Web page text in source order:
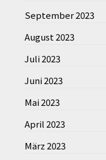
September 2023
August 2023
Juli 2023
Juni 2023
Mai 2023
April 2023
März 2023